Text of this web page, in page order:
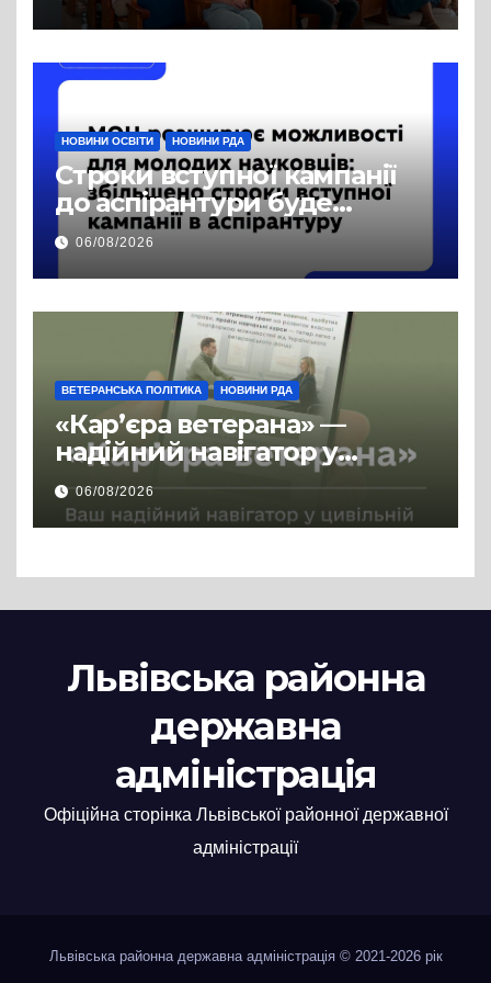
права на доступ до
публічної інформації
НОВИНИ ОСВІТИ НОВИНИ РДА
Строки вступної кампанії
до аспірантури буде
продовжено
06/08/2026
ВЕТЕРАНСЬКА ПОЛІТИКА НОВИНИ РДА
«Кар’єра ветерана» —
надійний навігатор у
цивільній професії
06/08/2026
Львівська районна
державна
адміністрація
Офіційна сторінка Львівської районної державної
адміністрації
Львівська районна державна адміністрація © 2021-2026 рік